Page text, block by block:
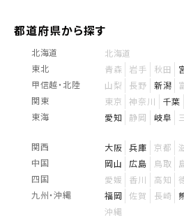
都道府県から探す
北海道
北海道
東北
青森 岩手 秋田
甲信越・北陸
山梨 長野 新潟
関東
東京 神奈川 千葉
東海
愛知 静岡 岐阜
関西 大阪 兵庫 京都
中国
岡山 広島 鳥取
四国
愛媛 香川 高知
九州・沖縄
福岡 佐賀 長崎
沖縄